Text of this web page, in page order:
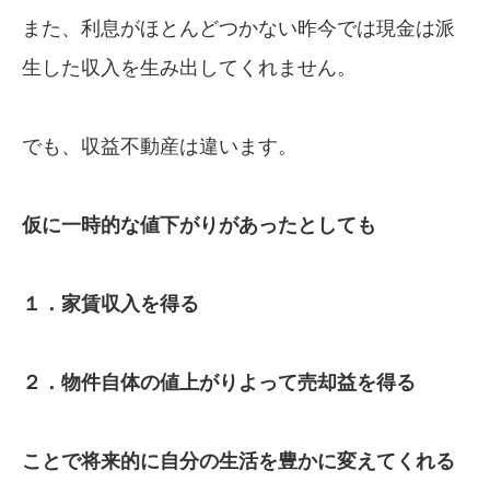
また、利息がほとんどつかない昨今では現金は派
生した収入を生み出してくれません。
でも、収益不動産は違います。
仮に一時的な値下がりがあったとしても
１．家賃収入を得る
２．物件自体の値上がりよって売却益を得る
ことで将来的に自分の生活を豊かに変えてくれる